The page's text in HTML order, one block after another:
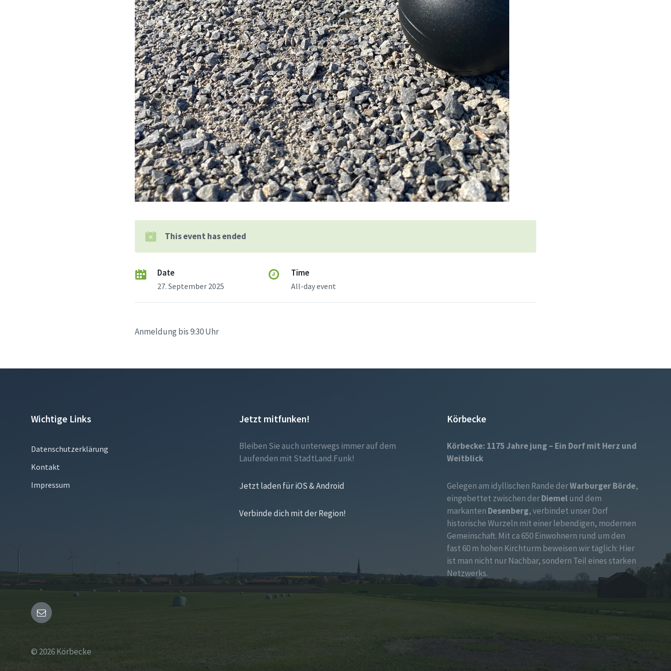
This event has ended
Date
27. September 2025
Time
All-day event
Anmeldung bis 9:30 Uhr
Wichtige Links
Datenschutzerklärung
Kontakt
Impressum
Jetzt mitfunken!
Bleiben Sie auch unterwegs immer auf dem
Laufenden mit StadtLand.Funk!
Jetzt laden für iOS & Android
Verbinde dich mit der Region!
Körbecke
Körbecke: 1175 Jahre jung – Ein Dorf mit Herz und
Weitblick
Gelegen am idyllischen Rande derWarburger Börde,
eingebettet zwischen derDiemelund dem
markanten Desenberg, verbindet unser Dorf
historische Wurzeln mit einer lebendigen, modernen
Gemeinschaft. Mit ca 650 Einwohnern rund um den
fast 60 m hohen Kirchturm beweisen wir täglich: Hier
ist man nicht nur Nachbar, sondern Teil eines starken
Netzwerks.
Email
© 2026 Körbecke